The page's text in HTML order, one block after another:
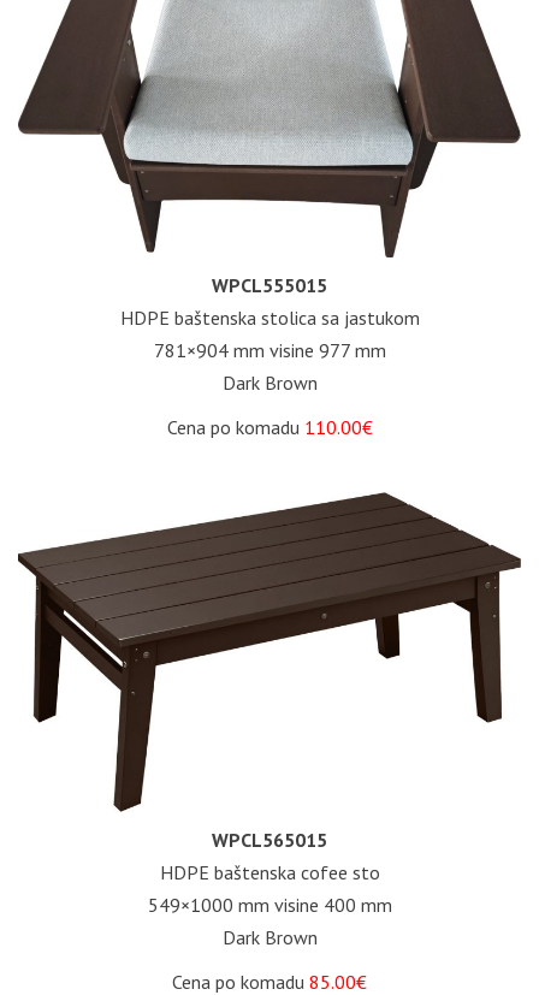
WPCL555015
HDPE baštenska stolica sa jastukom
781×904 mm visine 977 mm
Dark Brown
Cena po komadu 110.00€
WPCL565015
HDPE baštenska cofee sto
549×1000 mm visine 400 mm
Dark Brown
Cena po komadu 85.00€